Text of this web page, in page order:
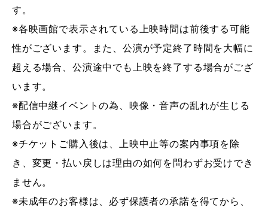
す。
※各映画館で表示されている上映時間は前後する可能
性がございます。また、公演が予定終了時間を大幅に
超える場合、公演途中でも上映を終了する場合がござ
います。
※配信中継イベントの為、映像・音声の乱れが生じる
場合がございます。
※チケットご購入後は、上映中止等の案内事項を除
き、変更・払い戻しは理由の如何を問わずお受けでき
ません。
※未成年のお客様は、必ず保護者の承諾を得てから、